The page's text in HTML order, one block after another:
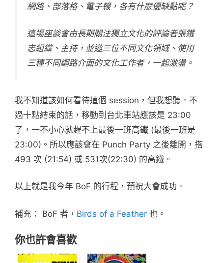
網路、部落格、電子報，各有什麼優缺點呢？
這場座談會由長期關注獨立文化的評論者張鐵
志組織、主持，並邀三位不同文化領域、使用
三種不同網路介面的文化工作者，一起激盪。
我不知道該如何看待這個 session，但我想聽。不
過十點結束的話，移動到台北車站應該是 23:00
了，一不小心就趕不上最後一班高鐵 (最後一班是
23:00)。所以應該會在 Punch Party 之後離開，搭
493 次 (21:54) 或 531次(22:30) 的高鐵。
以上就是我今年 BoF 的行程，預祝大會成功。
補充： BoF 者， Birds of a Feather 也。
你也許會喜歡